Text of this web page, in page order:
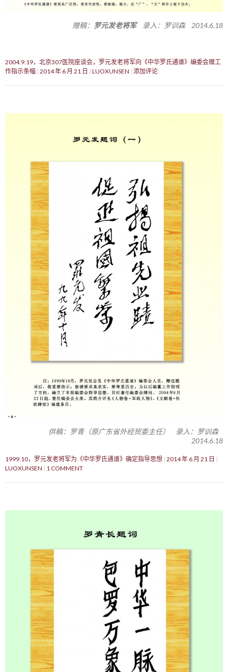
赠稿： 罗元发老将军录入：罗训森 2014.6.18
2004.9.19，北京307医院座谈会，罗元发老将军向《中华罗氏通谱》编委会赠工
作指示条幅 2014 年 6 月 21 日 LUOXUNSEN 添加评论
供稿：罗青（原广东省外经贸委主任） 录入：罗训森
2014.6.18
1999.10，罗元发老将军为《中华罗氏通谱》确定指导思想 2014 年 6 月 21 日
LUOXUNSEN
1 COMMENT